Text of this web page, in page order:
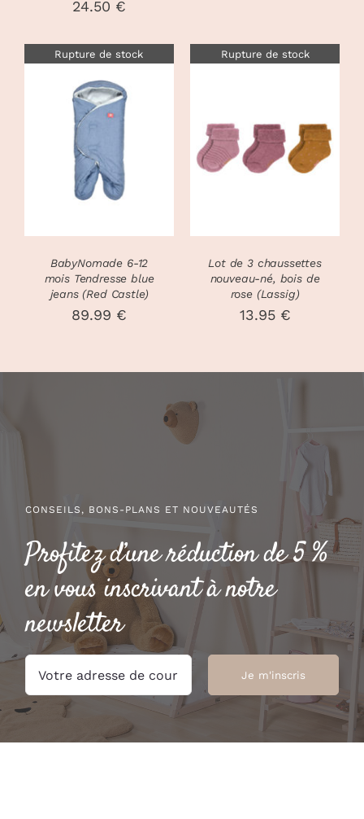
PAGE
PRODUIT
24.50 €Plage
prix :
à
PRODUIT
Rupture de stock
DÉTAILS
BabyNomade 6-12
mois Tendresse blue
jeans (Red Castle)
89.99 €
Rupture de stock
DÉTAILS
Lot de 3 chaussettes
nouveau-né, bois de
rose (Lassig)
13.95 €
CONSEILS, BONS-PLANS ET NOUVEAUTÉS
Profitez d’une réduction de 5 %
en vous inscrivant à notre
newsletter